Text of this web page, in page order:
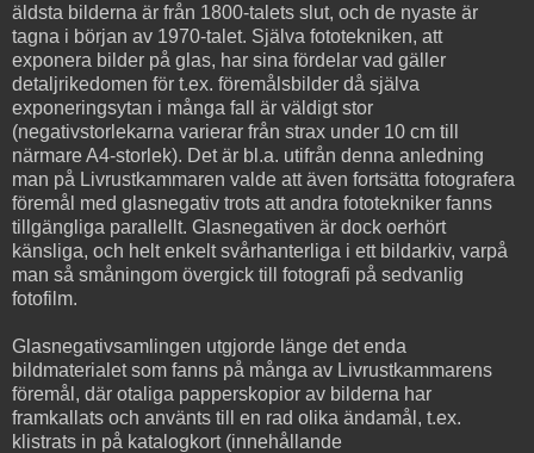
äldsta bilderna är från 1800-talets slut, och de nyaste är
tagna i början av 1970-talet. Själva fototekniken, att
exponera bilder på glas, har sina fördelar vad gäller
detaljrikedomen för t.ex. föremålsbilder då själva
exponeringsytan i många fall är väldigt stor
(negativstorlekarna varierar från strax under 10 cm till
närmare A4-storlek). Det är bl.a. utifrån denna anledning
man på Livrustkammaren valde att även fortsätta fotografera
föremål med glasnegativ trots att andra fototekniker fanns
tillgängliga parallellt. Glasnegativen är dock oerhört
känsliga, och helt enkelt svårhanterliga i ett bildarkiv, varpå
man så småningom övergick till fotografi på sedvanlig
fotofilm.
Glasnegativsamlingen utgjorde länge det enda
bildmaterialet som fanns på många av Livrustkammarens
föremål, där otaliga papperskopior av bilderna har
framkallats och använts till en rad olika ändamål, t.ex.
klistrats in på katalogkort (innehållande